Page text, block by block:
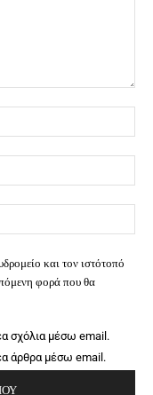
και τον ιστότοπό
φορά που θα
σχόλια μέσω email.
άρθρα μέσω email.